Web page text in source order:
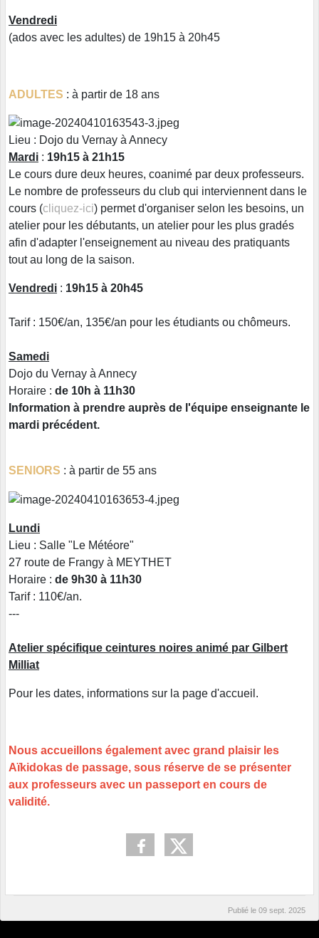
Vendredi
(ados avec les adultes) de 19h15 à 20h45
ADULTES : à partir de 18 ans
Lieu : Dojo du Vernay à Annecy
Mardi : 19h15 à 21h15
Le cours dure deux heures, coanimé par deux professeurs.
Le nombre de professeurs du club qui interviennent dans le
cours (cliquez-ici) permet d'organiser selon les besoins, un
atelier pour les débutants, un atelier pour les plus gradés
afin d'adapter l'enseignement au niveau des pratiquants
tout au long de la saison.
Vendredi : 19h15 à 20h45
Tarif : 150€/an, 135€/an pour les étudiants ou chômeurs.
Samedi
Dojo du Vernay à Annecy
Horaire : de 10h à 11h30
Information à prendre auprès de l'équipe enseignante le
mardi précédent.
SENIORS : à partir de 55 ans
Lundi
Lieu : Salle "Le Météore"
27 route de Frangy à MEYTHET
Horaire : de 9h30 à 11h30
Tarif : 110€/an.
---
Atelier spécifique ceintures noires animé par Gilbert
Milliat
Pour les dates, informations sur la page d'accueil.
Nous accueillons également avec grand plaisir les
Aïkidokas de passage, sous réserve de se présenter
aux professeurs avec un passeport en cours de
validité.
Publié le 09 sept. 2025